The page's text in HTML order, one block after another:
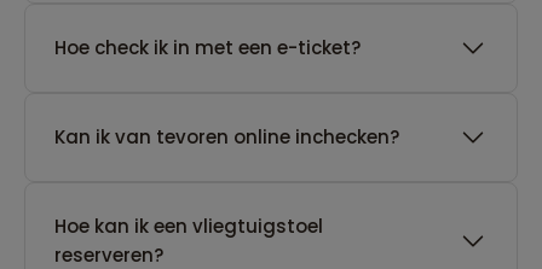
Hoe check ik in met een e-ticket?
Kan ik van tevoren online inchecken?
Hoe kan ik een vliegtuigstoel
reserveren?